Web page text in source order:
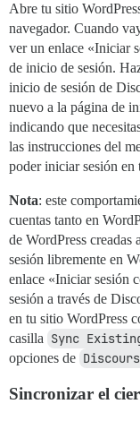
Abre tu sitio
navegador. Cuando
ver un enlace «Iniciar
de inicio de sesión.
inicio de sesión de
nuevo a la página de
indicando que
las instrucciones del
poder iniciar sesión en
Nota: este
cuentas tanto en
de WordPress creadas
sesión libremente en
enlace «Iniciar sesión
sesión a través de
en tu sitio WordPress
casilla Sync
opciones de
Sincronizar el